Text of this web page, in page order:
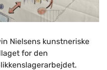
Nielsens kunstneriske
for den